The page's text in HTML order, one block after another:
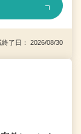
了日： 2026/08/30